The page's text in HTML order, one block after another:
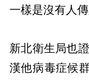
一樣是沒有人傳
新北衛生局也
漢他病毒症候